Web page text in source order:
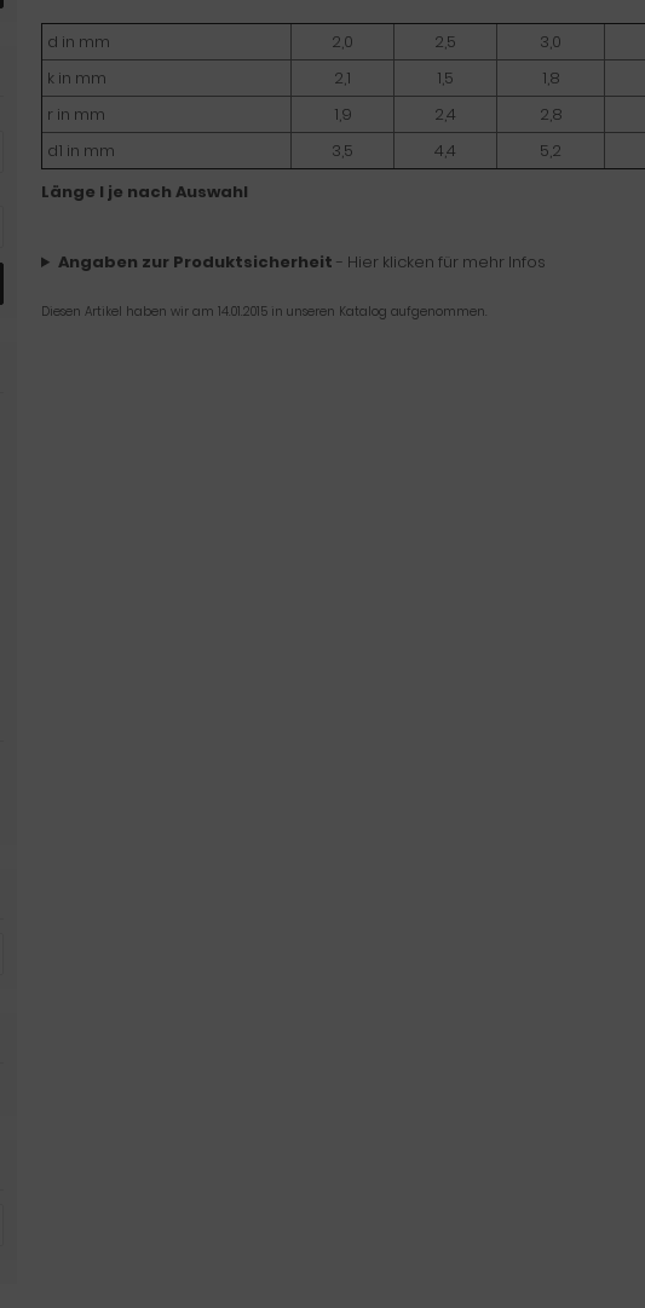
d in mm 2,0 2,5 3,0
k in mm
2,1 1,5 1,8
r in mm
1,9 2,4 2,8
d1 in mm
3,5 4,4 5,2
Länge l je nach Auswahl
Angaben zur Produktsicherheit - Hier klicken für mehr Infos
Diesen Artikel haben wir am 14.01.2015 in unseren Katalog aufgenommen.